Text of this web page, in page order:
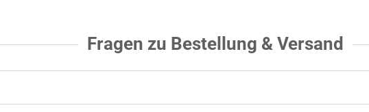
Fragen zu Bestellung & Versand